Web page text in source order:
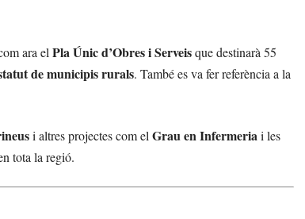
ara el Pla Únic d’Obres i Serveisque destinarà 55
de municipis rurals. També es va fer referència a la
i altres projectes com el Grau en Infermeriai les
tota la regió.